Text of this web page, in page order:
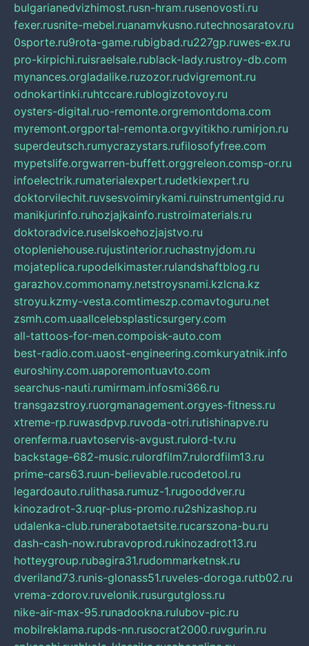
bulgarianedvizhimost.rusn-hram.rusenovosti.ru
fexer.rusnite-mebel.ruanamvkusno.rutechnosaratov.ru
0sporte.ru9rota-game.rubigbad.ru227gp.ruwes-ex.ru
pro-kirpichi.ruisraelsale.rublack-lady.rustroy-db.com
mynances.orgladalike.ruzozor.rudvigremont.ru
odnokartinki.ruhtccare.rublogizotovoy.ru
oysters-digital.ruo-remonte.orgremontdoma.com
myremont.orgportal-remonta.orgvyitikho.rumirjon.ru
superdeutsch.rumycrazystars.rufilosofyfree.com
mypetslife.orgwarren-buffett.orggreleon.comsp-or.ru
infoelectrik.rumaterialexpert.rudetkiexpert.ru
doktorvilechit.ruvsesvoimirykami.ruinstrumentgid.ru
manikjurinfo.ruhozjajkainfo.rustroimaterials.ru
doktoradvice.ruselskoehozjajstvo.ru
otopleniehouse.rujustinterior.ruchastnyjdom.ru
mojateplica.rupodelkimaster.rulandshaftblog.ru
garazhov.commonamy.netstroysnami.kzlcna.kz
stroyu.kzmy-vesta.comtimeszp.comavtoguru.net
zsmh.com.uaallcelebsplasticsurgery.com
all-tattoos-for-men.compoisk-auto.com
best-radio.com.uaost-engineering.comkuryatnik.info
euroshiny.com.uaporemontuavto.com
searchus-nauti.rumirmam.infosmi366.ru
transgazstroy.ruorgmanagement.orgyes-fitness.ru
xtreme-rp.ruwasdpvp.ruvoda-otri.rutishinapve.ru
orenferma.ruavtoservis-avgust.rulord-tv.ru
backstage-682-music.rulordfilm7.rulordfilm13.ru
prime-cars63.ruun-believable.rucodetool.ru
legardoauto.rulithasa.rumuz-1.rugooddver.ru
kinozadrot-3.ruqr-plus-promo.ru2shizashop.ru
udalenka-club.runerabotaetsite.rucarszona-bu.ru
dash-cash-now.rubravoprod.rukinozadrot13.ru
hotteygroup.rubagira31.rudommarketnsk.ru
dveriland73.runis-glonass51.ruveles-doroga.rutb02.ru
vrema-zdorov.ruvelonik.rusurgutgloss.ru
nike-air-max-95.runadookna.rulubov-pic.ru
mobilreklama.rupds-nn.rusocrat2000.ruvgurin.ru